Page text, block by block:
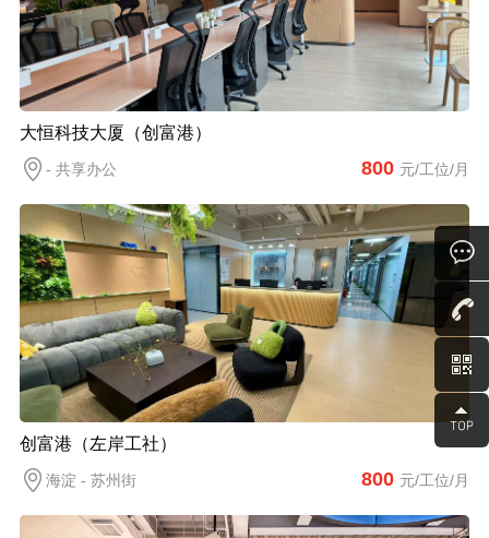
大恒科技大厦（创富港）
- 共享办公 800 元/工位/月
创富港（左岸工社）
海淀 - 苏州街 800 元/工位/月